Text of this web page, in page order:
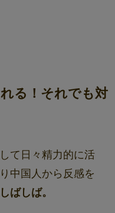
る！それでも対
て日々精力的に活
中国人から反感を
ばしば。